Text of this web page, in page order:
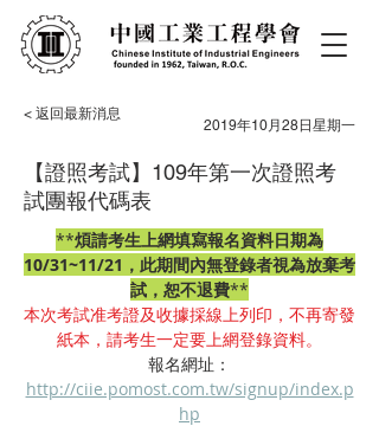
< 返回最新消息
2019年10月28日星期一
【證照考試】109年第一次證照考
試團報代碼表
**煩請考生上網填寫報名資料日期為
10/31~11/21，此期間內無登錄者視為放棄考
試，恕不退費**
本次考試准考證及收據採線上列印，不再寄發
紙本，請考生一定要上網登錄資料。
報名網址：
http://ciie.pomost.com.tw/signup/index.p
hp